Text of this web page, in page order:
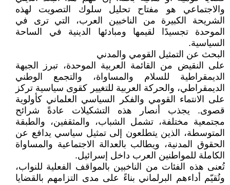
والاجتماعي هو مفتاح تحليل سلوك التصويت لهذه
الشريحة الكبيرة من الناخبين العرب، التي ترى في
الموحدة تجسيدًا لقيمها ومبادئها الدينية في الساحة
السياسية.
البحث عن التمثيل القومي والمدني
على النقيض من القائمة العربية الموحدة، تبرز الجبهة
الديمقراطية للسلام والمساواة، والتجمع الوطني
الديمقراطي، والحركة العربية للتغيير كقوى سياسية تركز
على الانتماء القومي والفكر السياسي العلماني كأولوية
قصوى. يجذب أنصار هذه التشكيلات عادةً شرائح
مجتمعية مختلفة، تشمل الشباب، والمثقفين، والطبقة
المتوسطة، الذين يتطلعون إلى تمثيل سياسي يدافع عن
الحقوق المدنية، ويطالب بالعدالة الاجتماعية والمساواة
الكاملة للمواطنين العرب داخل إسرائيل.
تُعنى هذه الفئات من الناخبين بالمواقف الفعلية للنواب،
وتُقيّم أداءهم البرلماني بناءً على مدى التزامهم بالقضايا